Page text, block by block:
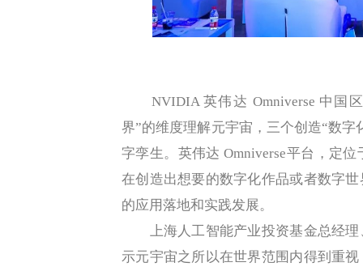
NVIDIA 英伟达 Omniverse 中国
界”的维度理解元宇宙，三个创造“数
字孪生。英伟达 Omniverse平台，定
在创造出想要的数字化作品或者数字
的应用落地和实践发展。
上海人工智能产业投资基金总经理
示元宇宙之所以在世界范围内得到重